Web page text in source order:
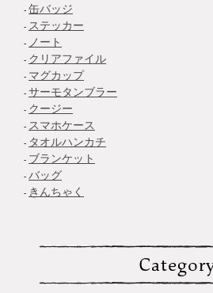
缶バッジ
ステッカー
ノート
クリアファイル
マグカップ
サーモタンブラー
クージー
スマホケース
タオルハンカチ
ブランケット
バッグ
きんちゃく